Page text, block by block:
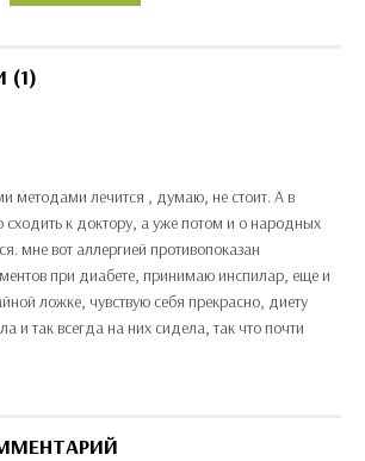
(1)
методами лечится , думаю, не стоит. А в
к доктору, а уже потом и о народных
мне вот аллергией противопоказан
при диабете, принимаю инспилар, еще и
ложке, чувствую себя прекрасно, диету
и так всегда на них сидела, так что почти